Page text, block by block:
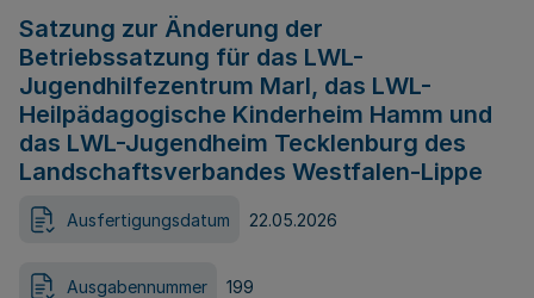
Satzung zur Änderung der
Betriebssatzung für das LWL-
Jugendhilfezentrum Marl, das LWL-
Heilpädagogische Kinderheim Hamm und
das LWL-Jugendheim Tecklenburg des
Landschaftsverbandes Westfalen-Lippe
Ausfertigungsdatum 22.05.2026
Ausgabennummer 199